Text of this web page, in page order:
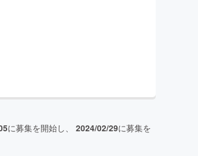
に募集を開始し、 2024/02/29に募集を